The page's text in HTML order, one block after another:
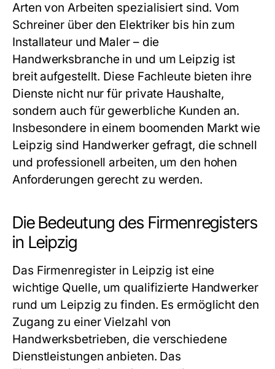
Arten von Arbeiten spezialisiert sind. Vom
Schreiner über den Elektriker bis hin zum
Installateur und Maler – die
Handwerksbranche in und um Leipzig ist
breit aufgestellt. Diese Fachleute bieten ihre
Dienste nicht nur für private Haushalte,
sondern auch für gewerbliche Kunden an.
Insbesondere in einem boomenden Markt wie
Leipzig sind Handwerker gefragt, die schnell
und professionell arbeiten, um den hohen
Anforderungen gerecht zu werden.
Die Bedeutung des Firmenregisters
in Leipzig
Das Firmenregister in Leipzig ist eine
wichtige Quelle, um qualifizierte Handwerker
rund um Leipzig zu finden. Es ermöglicht den
Zugang zu einer Vielzahl von
Handwerksbetrieben, die verschiedene
Dienstleistungen anbieten. Das